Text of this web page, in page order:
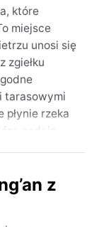
które
miejsce
unosi się
zgiełku
tarasowymi
płynie rzeka
nadają
a
ciepłe
z